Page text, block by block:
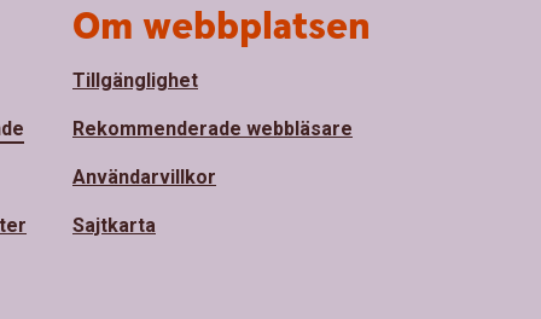
Om webbplatsen
Tillgänglighet
Rekommenderade webbläsare
Användarvillkor
Sajtkarta